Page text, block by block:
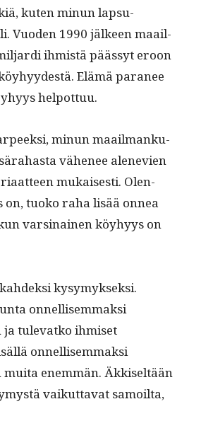
kuten min­un lap­su­
Vuo­den 1990 jäl­keen maail­
ihmistä päässyt eroon
Elämä para­nee
helpottuu.
min­un maail­manku­
vähe­nee alenevien
mukaises­ti. Olen­
on, tuoko raha lisää onnea
varsi­nainen köy­hyys on
kysymyk­sek­si.
onnel­lisem­mak­si
ja tule­vatko ihmiset
onnel­lisem­mak­si
mui­ta enem­män. Äkkiseltään
vaikut­ta­vat samoil­ta,